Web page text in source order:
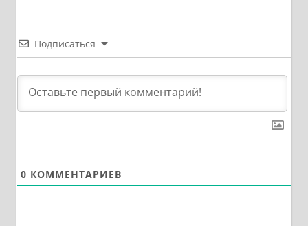
Подписаться
0 КОММЕНТАРИЕВ